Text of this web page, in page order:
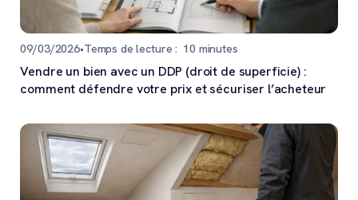
09/03/2026•Temps de lecture : 10 minutes
Vendre un bien avec un DDP (droit de superficie) :
comment défendre votre prix et sécuriser l’acheteur